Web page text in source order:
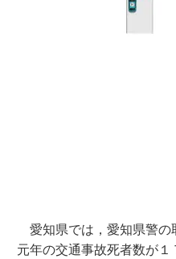
愛知県では，愛知県警の
元年の交通事故死者数が